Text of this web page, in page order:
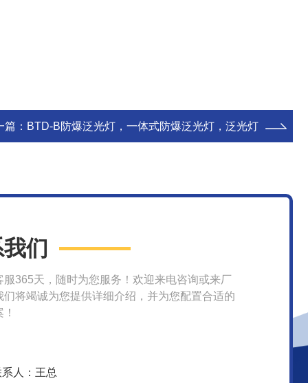
篇： BTD-B防爆泛光灯，一体式防爆泛光灯，泛光灯
们
服365天，随时为您服务！欢迎来电咨询或来厂
们将竭诚为您提供详细介绍，并为您配置合适的
人：王总